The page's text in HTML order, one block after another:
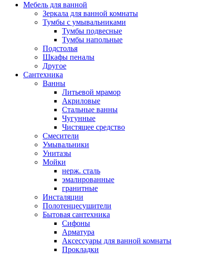
Мебель для ванной
Зеркала для ванной комнаты
Тумбы с умывальниками
Тумбы подвесные
Тумбы напольные
Подстолья
Шкафы пеналы
Другое
Сантехника
Ванны
Литьевой мрамор
Акриловые
Стальные ванны
Чугунные
Чистящее средство
Смесители
Умывальники
Унитазы
Мойки
нерж. сталь
эмалированные
гранитные
Инсталяции
Полотенцесушители
Бытовая сантехника
Сифоны
Арматура
Аксессуары для ванной комнаты
Прокладки